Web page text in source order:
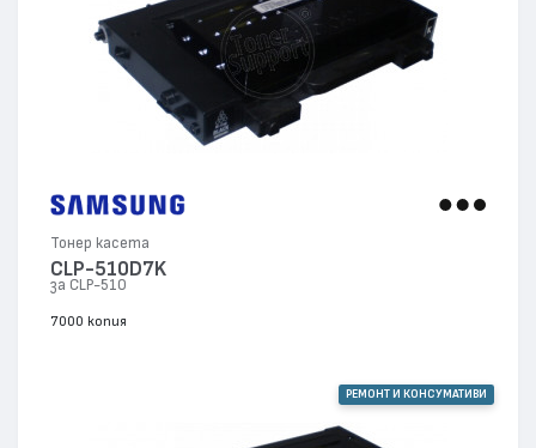
Тонер касета
CLP-510D7K
за CLP-510
7000 копия
РЕМОНТ И КОНСУМАТИВИ